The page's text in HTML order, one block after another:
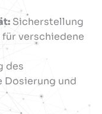
Sicherstellung
verschiedene
des
Dosierung und